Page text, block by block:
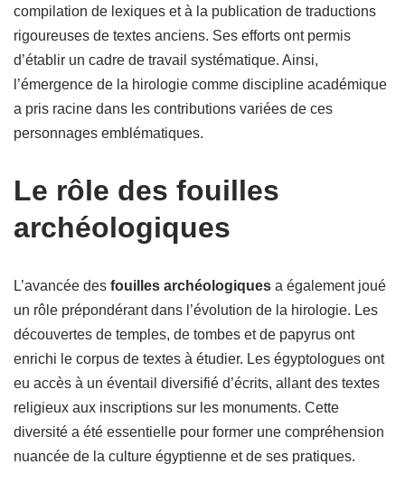
compilation de lexiques et à la publication de traductions
rigoureuses de textes anciens. Ses efforts ont permis
d’établir un cadre de travail systématique. Ainsi,
l’émergence de la hirologie comme discipline académique
a pris racine dans les contributions variées de ces
personnages emblématiques.
Le rôle des fouilles
archéologiques
L’avancée des fouilles archéologiques a également joué
un rôle prépondérant dans l’évolution de la hirologie. Les
découvertes de temples, de tombes et de papyrus ont
enrichi le corpus de textes à étudier. Les égyptologues ont
eu accès à un éventail diversifié d’écrits, allant des textes
religieux aux inscriptions sur les monuments. Cette
diversité a été essentielle pour former une compréhension
nuancée de la culture égyptienne et de ses pratiques.